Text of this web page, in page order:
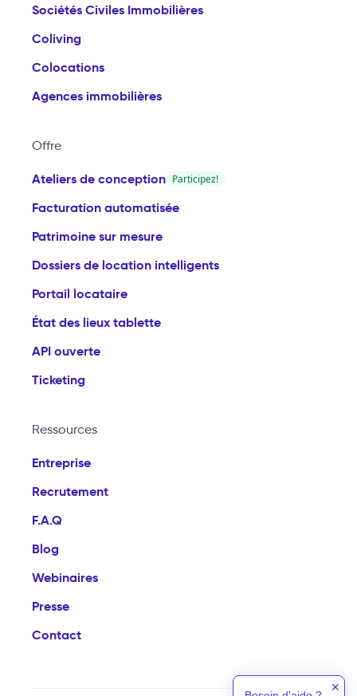
Sociétés Civiles Immobilières
Coliving
Colocations
Agences immobilières
Offre
Ateliers de conception Participez!
Facturation automatisée
Patrimoine sur mesure
Dossiers de location intelligents
Portail locataire
État des lieux tablette
API ouverte
Ticketing
Ressources
Entreprise
Recrutement
F.A.Q
Blog
Webinaires
Presse
Contact
✕